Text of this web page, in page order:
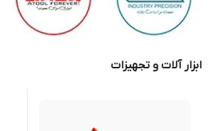
ابزار آلات و تجهیزات